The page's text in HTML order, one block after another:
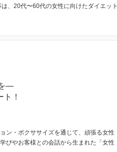
、20代〜60代の女性に向けたダイエット
—
！
ン・ボクササイズを通じて、頑張る女性
びやお客様との会話から生まれた「女性